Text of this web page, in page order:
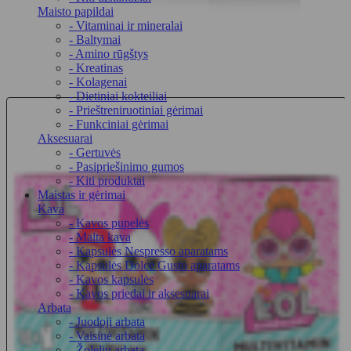
Maisto papildai
- Vitaminai ir mineralai
- Baltymai
- Amino rūgštys
- Kreatinas
- Kolagenai
- Dietiniai kokteiliai
- Prieštreniruotiniai gėrimai
- Funkciniai gėrimai
Aksesuarai
- Gertuvės
- Pasipriešinimo gumos
- Kiti produktai
Maistas ir gėrimai
Kava
- Kavos pupelės
- Malta kava
- Kapsulės Nespresso aparatams
- Kapsulės Dolce Gusto aparatams
- Kavos kapsulės
- Kavos priedai ir aksesuarai
Arbata
- Juodoji arbata
- Vaisinė arbata